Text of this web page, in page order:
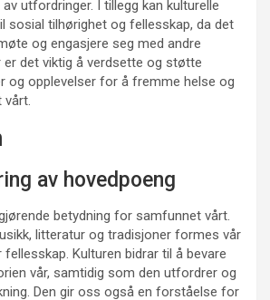
utfordringer. I tillegg kan kulturelle
sosial tilhørighet og fellesskap, da det
og engasjere seg med andre
er det viktig å verdsette og støtte
og opplevelser for å fremme helse og
vårt.
av hovedpoeng
betydning for samfunnet vårt.
litteratur og tradisjoner formes vår
Kulturen bidrar til å bevare
vår, samtidig som den utfordrer og
Den gir oss også en forståelse for